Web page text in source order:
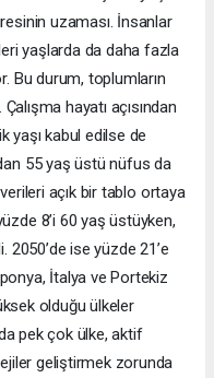
uzaması. İnsanlar
yaşlarda da daha fazla
Bu durum, toplumların
hayatı açısından
yaşı kabul edilse de
55 yaş üstü nüfus da
açık bir tablo ortaya
8’i 60 yaş üstüyken,
2050’de ise yüzde 21’e
İtalya ve Portekiz
olduğu ülkeler
pek çok ülke, aktif
geliştirmek zorunda